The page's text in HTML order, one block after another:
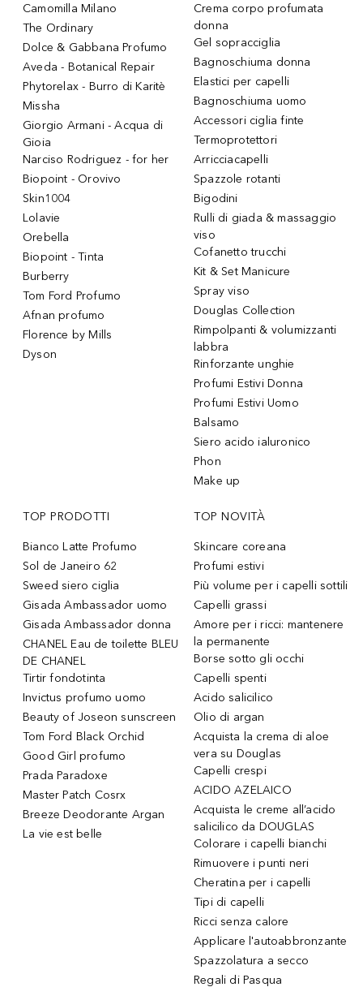
Camomilla Milano
The Ordinary
Dolce & Gabbana Profumo
Aveda - Botanical Repair
Phytorelax - Burro di Karitè
Missha
Giorgio Armani - Acqua di
Gioia
Narciso Rodriguez - for her
Biopoint - Orovivo
Skin1004
Lolavie
Orebella
Biopoint - Tinta
Burberry
Tom Ford Profumo
Afnan profumo
Florence by Mills
Dyson
Crema corpo profumata
donna
Gel sopracciglia
Bagnoschiuma donna
Elastici per capelli
Bagnoschiuma uomo
Accessori ciglia finte
Termoprotettori
Arricciacapelli
Spazzole rotanti
Bigodini
Rulli di giada & massaggio
viso
Cofanetto trucchi
Kit & Set Manicure
Spray viso
Douglas Collection
Rimpolpanti & volumizzanti
labbra
Rinforzante unghie
Profumi Estivi Donna
Profumi Estivi Uomo
Balsamo
Siero acido ialuronico
Phon
Make up
TOP PRODOTTI
Bianco Latte Profumo
Sol de Janeiro 62
Sweed siero ciglia
Gisada Ambassador uomo
Gisada Ambassador donna
CHANEL Eau de toilette BLEU
DE CHANEL
Tirtir fondotinta
Invictus profumo uomo
Beauty of Joseon sunscreen
Tom Ford Black Orchid
Good Girl profumo
Prada Paradoxe
Master Patch Cosrx
Breeze Deodorante Argan
La vie est belle
TOP NOVITÀ
Skincare coreana
Profumi estivi
Più volume per i capelli sottili
Capelli grassi
Amore per i ricci: mantenere
la permanente
Borse sotto gli occhi
Capelli spenti
Acido salicilico
Olio di argan
Acquista la crema di aloe
vera su Douglas
Capelli crespi
ACIDO AZELAICO
Acquista le creme all’acido
salicilico da DOUGLAS
Colorare i capelli bianchi
Rimuovere i punti neri
Cheratina per i capelli
Tipi di capelli
Ricci senza calore
Applicare l'autoabbronzante
Spazzolatura a secco
Regali di Pasqua